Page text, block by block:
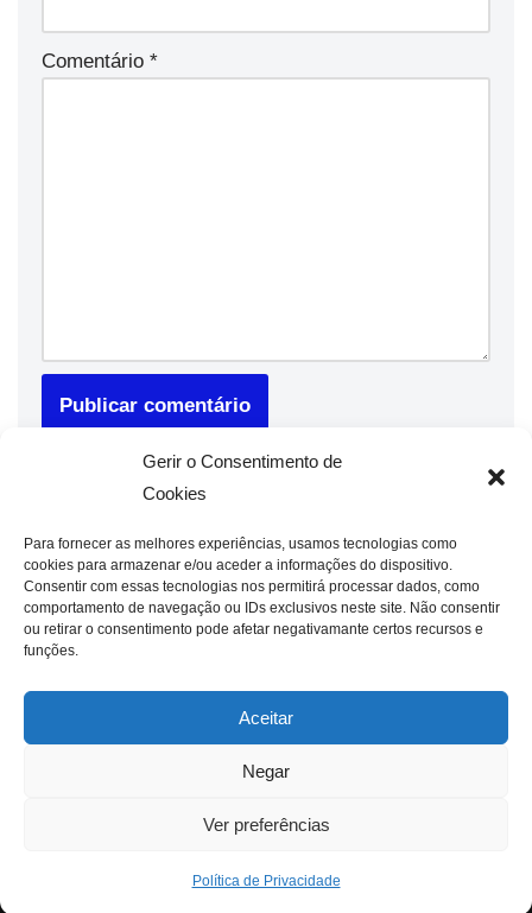
Gerir o Consentimento de
Cookies
Para fornecer as melhores experiências, usamos tecnologias como
cookies para armazenar e/ou aceder a informações do dispositivo.
Consentir com essas tecnologias nos permitirá processar dados, como
comportamento de navegação ou IDs exclusivos neste site. Não consentir
ou retirar o consentimento pode afetar negativamante certos recursos e
funções.
Aceitar
Negar
Ver preferências
Política de Privacidade
Comentário *
| Criado comWordPress